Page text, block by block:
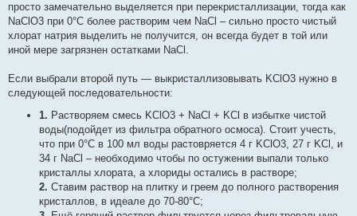
просто замечательно выделяется при перекристаллизации, тогда как
NaClO3 при 0°С более растворим чем NaCl – сильно просто чистый
хлорат натрия выделить не получится, он всегда будет в той или
иной мере загрязнен остатками NaCl.
Если выбрали второй путь — выкристаллизовывать KClO3 нужно в
следующей последовательности:
1. Растворяем смесь KClO3 + NaCl + KCl в избытке чистой
воды(подойдет из фильтра обратного осмоса). Стоит учесть,
что при 0°С в 100 мл воды растовряется 4 г KClO3, 27 г KCl, и
34 г NaCl – необходимо чтобы по остужении выпали только
кристаллы хлората, а хлориды остались в растворе;
2. Ставим раствор на плитку и греем до полного растворения
кристаллов, в идеале до 70-80°С;